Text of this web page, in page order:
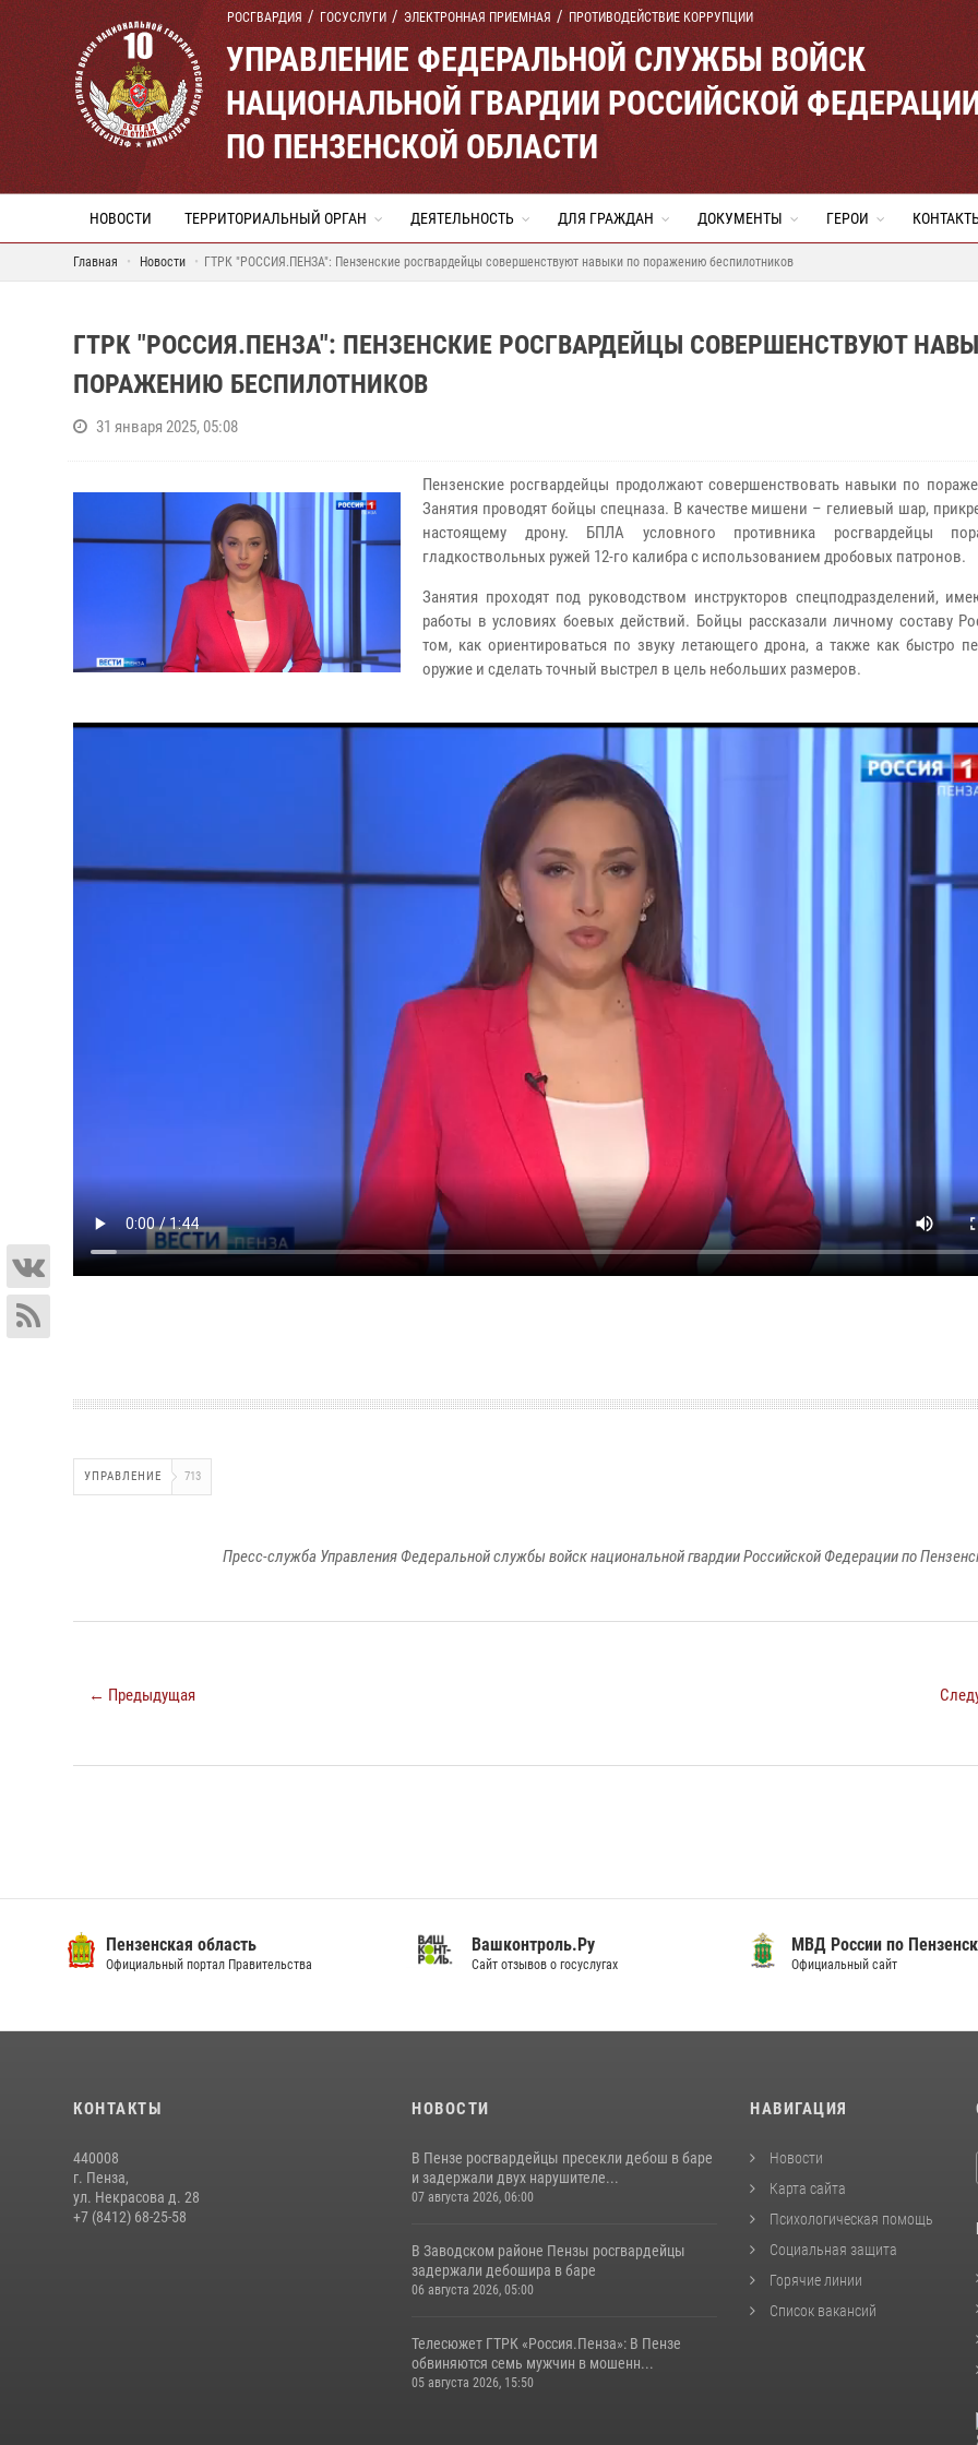
РОСГВАРДИЯ ГОСУСЛУГИ ЭЛЕКТРОННАЯ ПРИЕМНАЯ ПРОТИВОДЕЙСТВИЕ КОРРУПЦИИ
УПРАВЛЕНИЕ ФЕДЕРАЛЬНОЙ СЛУЖБЫ ВОЙСК
НАЦИОНАЛЬНОЙ ГВАРДИИ РОССИЙСКОЙ
ПО ПЕНЗЕНСКОЙ ОБЛАСТИ
НОВОСТИ ТЕРРИТОРИАЛЬНЫЙ ОРГАН ДЕЯТЕЛЬНОСТЬ ДЛЯ ГРАЖДАН ДОКУМЕНТЫ ГЕРОИ
Главная Новости ГТРК "РОССИЯ.ПЕНЗА": Пензенские росгвардейцы совершенствуют навыки по поражению беспилотников
ГТРК "РОССИЯ.ПЕНЗА": ПЕНЗЕНСКИЕ РОСГВАРДЕЙЦЫ СОВЕРШЕНСТВУЮТ
ПОРАЖЕНИЮ БЕСПИЛОТНИКОВ
31 января 2025, 05:08
Пензенские росгвардейцы продолжают совершенствовать навыки по
Занятия проводят бойцы спецназа. В качестве мишени – гелиевый шар,
настоящему дрону. БПЛА условного противника росгвардейцы
гладкоствольных ружей 12-го калибра с использованием дробовых патронов.
Занятия проходят под руководством инструкторов спецподразделений,
работы в условиях боевых действий. Бойцы рассказали личному составу
том, как ориентироваться по звуку летающего дрона, а также как быстро
оружие и сделать точный выстрел в цель небольших размеров.
УПРАВЛЕНИЕ 713
Пресс-служба Управления Федеральной службы войск национальной гвардии Российской Федерации по
← Предыдущая
Пензенская область
Официальный портал Правительства
Вашконтроль.Ру
Сайт отзывов о госуслугах
МВД России по
Официальный сайт
КОНТАКТЫ
440008
г. Пенза,
ул. Некрасова д. 28
+7 (8412) 68-25-58
НОВОСТИ
В Пензе росгвардейцы пресекли дебош в баре
и задержали двух нарушителе...
07 августа 2026, 06:00
В Заводском районе Пензы росгвардейцы
задержали дебошира в баре
06 августа 2026, 05:00
Телесюжет ГТРК «Россия.Пенза»: В Пензе
обвиняются семь мужчин в мошенн...
05 августа 2026, 15:50
НАВИГАЦИЯ
Новости
Карта сайта
Психологическая помощь
Социальная защита
Горячие линии
Список вакансий